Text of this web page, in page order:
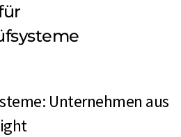
Unternehmen aus